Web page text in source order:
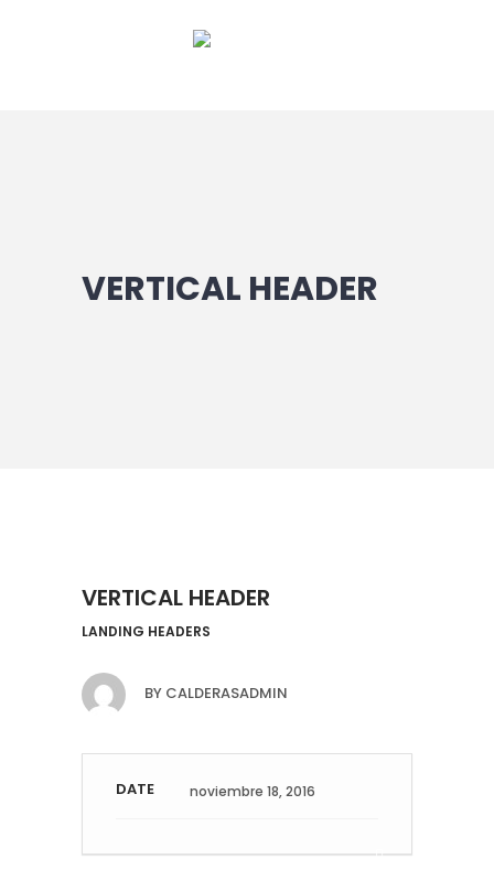
VERTICAL HEADER
VERTICAL HEADER
LANDING HEADERS
BY CALDERASADMIN
DATE noviembre 18, 2016